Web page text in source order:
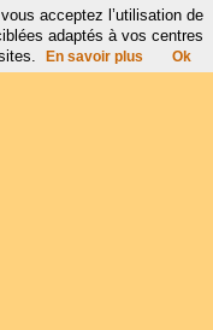
acceptez l’utilisation de
adaptés à vos centres
En savoir plus Ok